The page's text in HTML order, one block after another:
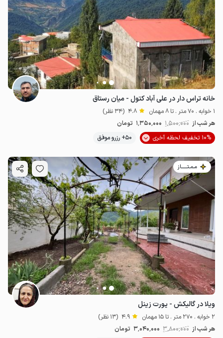
خانه تراس دار در علی آباد کتول - میان رستاق
1 خوابه . 70 متر . تا 8 مهمان 4.8 (34 نظر)
هر شب از 1٬500٬000 1٬350٬000 تومان
10% تخفیف لحظه آخری
50+ رزرو موفق
مـمـتــــــاز
ویلا در گالیکش - یورت زینل
2 خوابه . 270 متر . تا 15 مهمان 4.9 (13 نظر)
هر شب از 3٬800٬000 3٬040٬000 تومان